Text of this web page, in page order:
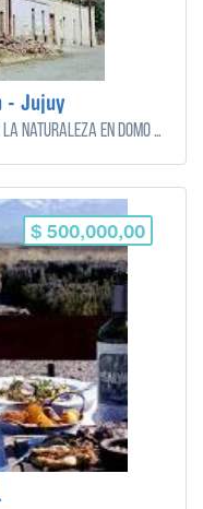
- Jujuy
Una fusión perfecta entre el confort y la naturaleza en domo geodésico de bajo impacto ambiental - Estadía 3 noches para 2 personas.
$ 500,000,00